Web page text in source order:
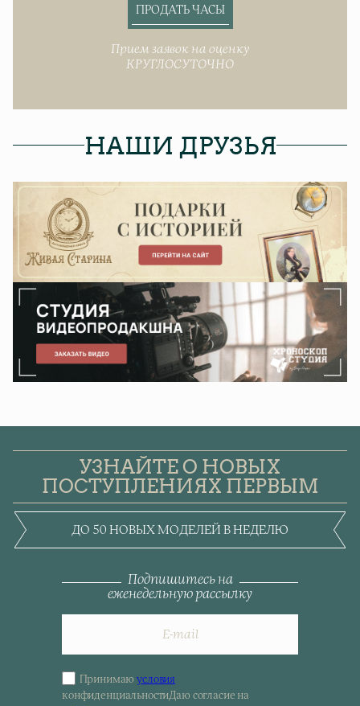
ПРОДАТЬ ЧАСЫ
Прием заявок на оценку
КРУГЛОСУТОЧНО
НАШИ ДРУЗЬЯ
УЗНАЙТЕ О НОВЫХ
ПОСТУПЛЕНИЯХ ПЕРВЫМ
ДО 50 НОВЫХ МОДЕЛЕЙ В НЕДЕЛЮ
Подпишитесь на
еженедельную рассылку
Sign
up
Принимаюусловия
конфиденциальностиДаю согласие на